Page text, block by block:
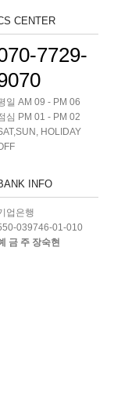
CENTER
7729-
일 AM 09 - PM 06
심 PM 01 - PM 02
HOLIDAY
INFO
업은행
039746-01-010
금 주 장숙현
되었습니다.